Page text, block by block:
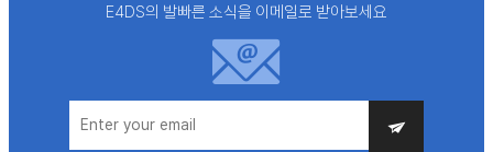
E4DS의 발빠른 소식을 이메일로 받아보세요